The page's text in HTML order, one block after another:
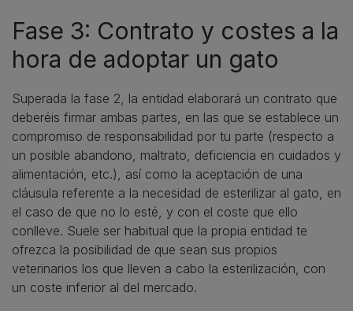
Fase 3: Contrato y costes a la
hora de adoptar un gato
Superada la fase 2, la entidad elaborará un contrato que
deberéis firmar ambas partes, en las que se establece un
compromiso de responsabilidad por tu parte (respecto a
un posible abandono, maltrato, deficiencia en cuidados y
alimentación, etc.), así como la aceptación de una
cláusula referente a la necesidad de esterilizar al gato, en
el caso de que no lo esté, y con el coste que ello
conlleve. Suele ser habitual que la propia entidad te
ofrezca la posibilidad de que sean sus propios
veterinarios los que lleven a cabo la esterilización, con
un coste inferior al del mercado.